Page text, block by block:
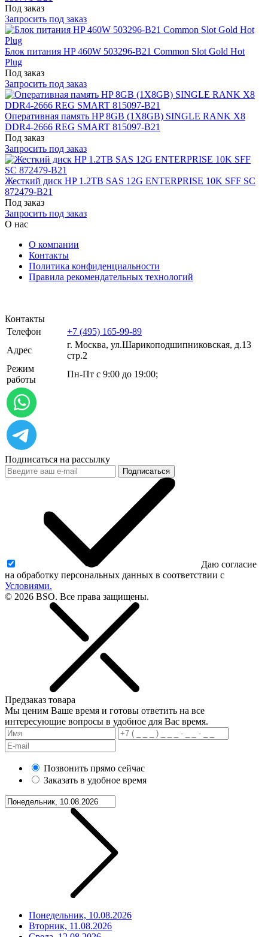
Под заказ
Запросить под заказ
Блок питания HP 460W 503296-B21 Common Slot Gold Hot
Plug
Под заказ
Запросить под заказ
Оперативная память HP 8GB (1X8GB) SINGLE RANK X8
DDR4-2666 REG SMART 815097-B21
Под заказ
Запросить под заказ
Жесткий диск HP 1.2TB SAS 12G ENTERPRISE 10K SFF SC
872479-B21
Под заказ
Запросить под заказ
О нас
О компании
Контакты
Политика конфиденциальности
Правила рекомендательных технологий
Контакты
Телефон
+7 (495) 165-99-89
Адрес
г. Москва, ул.​​Шарикоподшипниковская, д.13
стр.2
Режим
работы
Пн-Пт с 9:00 до 19:00;
Подписаться на рассылку
Подписаться
Даю согласие
на обработку персональных данных в соответствии с
Условиями.
© 2026 BSO. Все права защищены.
Предзаказ товара
Мы ценим Ваше время и готовы ответить на все
интересующие вопросы в удобное для Вас время.
Позвонить прямо сейчас
Заказать в удобное время
Понедельник, 10.08.2026
Вторник, 11.08.2026